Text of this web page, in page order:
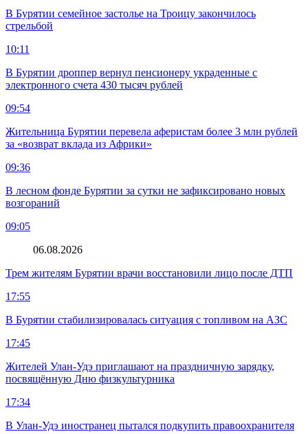
В Бурятии семейное застолье на Троицу закончилось
стрельбой
10:11
В Бурятии дроппер вернул пенсионеру украденные с
электронного счета 430 тысяч рублей
09:54
Жительница Бурятии перевела аферистам более 3 млн рублей
за «возврат вклада из Африки»
09:36
В лесном фонде Бурятии за сутки не зафиксировано новых
возгораний
09:05
06.08.2026
Трем жителям Бурятии врачи восстановили лицо после ДТП
17:55
В Бурятии стабилизировалась ситуация с топливом на АЗС
17:45
Жителей Улан-Удэ приглашают на праздничную зарядку,
посвящённую Дню физкультурника
17:34
В Улан-Удэ иностранец пытался подкупить правоохранителя